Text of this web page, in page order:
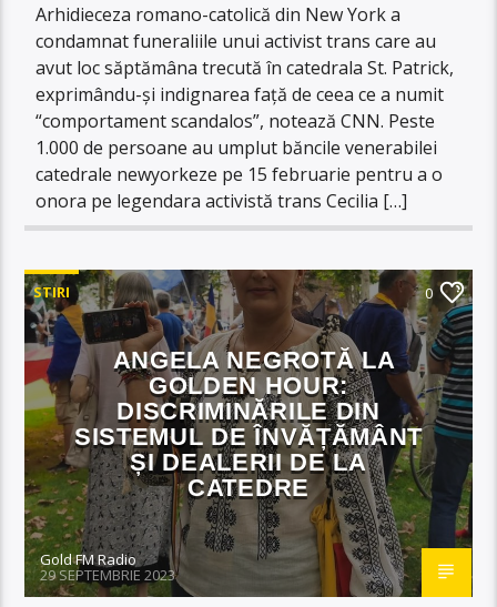
Arhidieceza romano-catolică din New York a
condamnat funeraliile unui activist trans care au
avut loc săptămâna trecută în catedrala St. Patrick,
exprimându-și indignarea față de ceea ce a numit
“comportament scandalos”, notează CNN. Peste
1.000 de persoane au umplut băncile venerabilei
catedrale newyorkeze pe 15 februarie pentru a o
onora pe legendara activistă trans Cecilia […]
STIRI 0
ANGELA NEGROTĂ LA
GOLDEN HOUR:
DISCRIMINĂRILE DIN
SISTEMUL DE ÎNVĂȚĂMÂNT
ȘI DEALERII DE LA
CATEDRE
Gold FM Radio
29 SEPTEMBRIE 2023